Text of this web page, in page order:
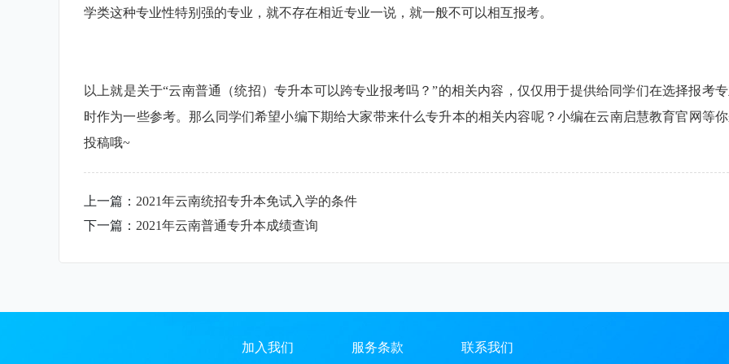
学类这种专业性特别强的专业，就不存在相近专业一说，就一般不可以相互报考。
以上就是关于“云南普通（统招）专升本可以跨专业报考吗？”的相关内容，仅仅用于提供给同学们在选择报考
时作为一些参考。那么同学们希望小编下期给大家带来什么专升本的相关内容呢？小编在云南启慧教育官网等
投稿哦~
上一篇： 2021年云南统招专升本免试入学的条件
下一篇： 2021年云南普通专升本成绩查询
加入我们 服务条款 联系我们